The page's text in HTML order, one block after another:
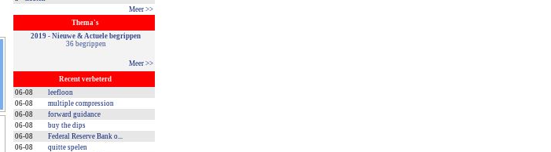
Meer >>
Thema's
2019 - Nieuwe & Actuele begrippen
36 begrippen
Meer >>
Recent verbeterd
06-08
leefloon
06-08
multiple compression
06-08
forward guidance
06-08
buy the dips
06-08
Federal Reserve Bank o...
06-08
quitte spelen